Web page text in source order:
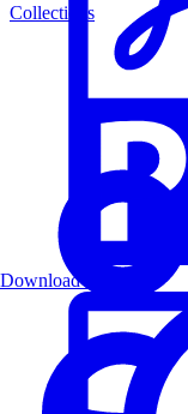
Collections
Download PDF